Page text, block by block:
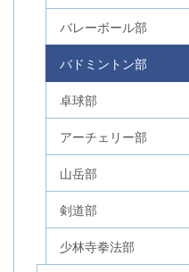
バレーボール部
バドミントン部
卓球部
アーチェリー部
山岳部
剣道部
少林寺拳法部